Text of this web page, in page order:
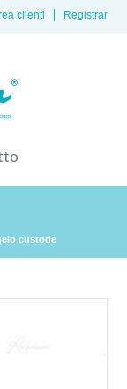
Registrar
clienti
custode